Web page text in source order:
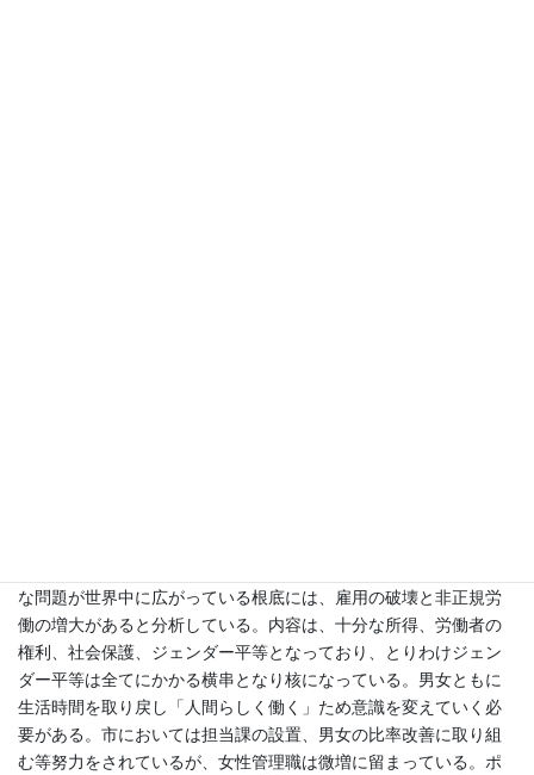
な問題が世界中に広がっている根底には、雇用の破壊と非正規労
働の増大があると分析している。内容は、十分な所得、労働者の
権利、社会保護、ジェンダー平等となっており、とりわけジェン
ダー平等は全てにかかる横串となり核になっている。男女ともに
生活時間を取り戻し「人間らしく働く」ため意識を変えていく必
要がある。市においては担当課の設置、男女の比率改善に取り組
む等努力をされているが、女性管理職は微増に留まっている。ポ